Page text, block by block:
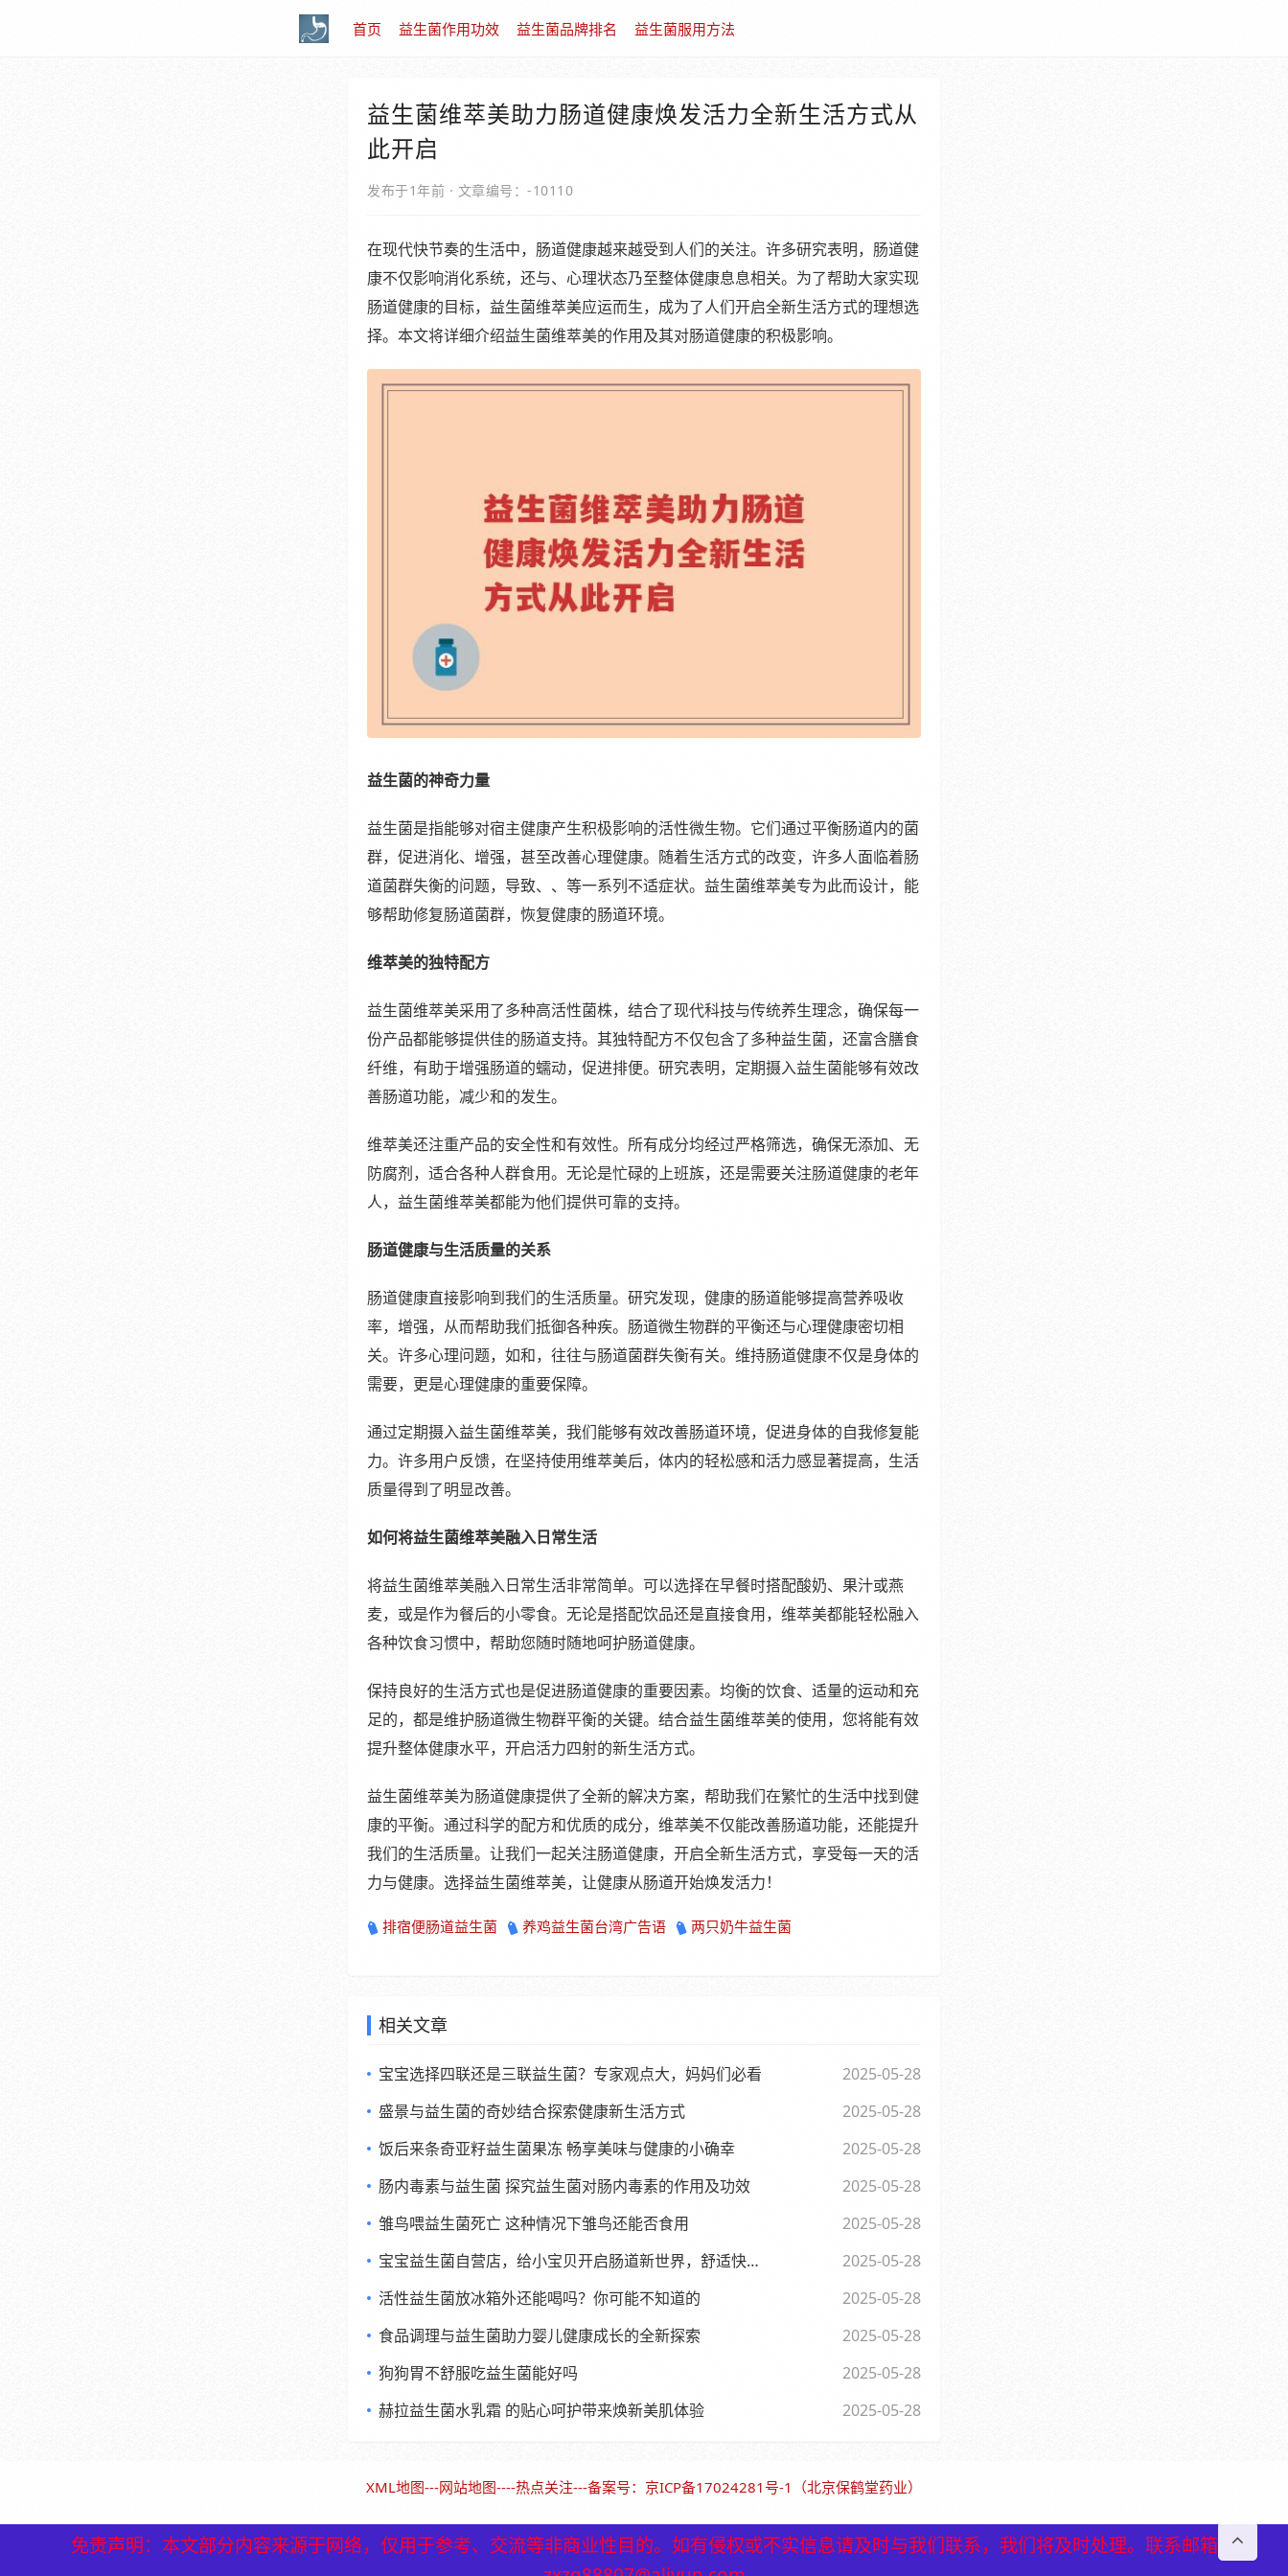
首页 益生菌作用功效 益生菌品牌排名 益生菌服用方法
益生菌维萃美助力肠道健康焕发活力全新生活方式从
此开启
发布于1年前 · 文章编号：-10110
在现代快节奏的生活中，肠道健康越来越受到人们的关注。许多研究表明，肠道健
康不仅影响消化系统，还与、心理状态乃至整体健康息息相关。为了帮助大家实现
肠道健康的目标，益生菌维萃美应运而生，成为了人们开启全新生活方式的理想选
择。本文将详细介绍益生菌维萃美的作用及其对肠道健康的积极影响。
益生菌的神奇力量
益生菌是指能够对宿主健康产生积极影响的活性微生物。它们通过平衡肠道内的菌
群，促进消化、增强，甚至改善心理健康。随着生活方式的改变，许多人面临着肠
道菌群失衡的问题，导致、、等一系列不适症状。益生菌维萃美专为此而设计，能
够帮助修复肠道菌群，恢复健康的肠道环境。
维萃美的独特配方
益生菌维萃美采用了多种高活性菌株，结合了现代科技与传统养生理念，确保每一
份产品都能够提供佳的肠道支持。其独特配方不仅包含了多种益生菌，还富含膳食
纤维，有助于增强肠道的蠕动，促进排便。研究表明，定期摄入益生菌能够有效改
善肠道功能，减少和的发生。
维萃美还注重产品的安全性和有效性。所有成分均经过严格筛选，确保无添加、无
防腐剂，适合各种人群食用。无论是忙碌的上班族，还是需要关注肠道健康的老年
人，益生菌维萃美都能为他们提供可靠的支持。
肠道健康与生活质量的关系
肠道健康直接影响到我们的生活质量。研究发现，健康的肠道能够提高营养吸收
率，增强，从而帮助我们抵御各种疾。肠道微生物群的平衡还与心理健康密切相
关。许多心理问题，如和，往往与肠道菌群失衡有关。维持肠道健康不仅是身体的
需要，更是心理健康的重要保障。
通过定期摄入益生菌维萃美，我们能够有效改善肠道环境，促进身体的自我修复能
力。许多用户反馈，在坚持使用维萃美后，体内的轻松感和活力感显著提高，生活
质量得到了明显改善。
如何将益生菌维萃美融入日常生活
将益生菌维萃美融入日常生活非常简单。可以选择在早餐时搭配酸奶、果汁或燕
麦，或是作为餐后的小零食。无论是搭配饮品还是直接食用，维萃美都能轻松融入
各种饮食习惯中，帮助您随时随地呵护肠道健康。
保持良好的生活方式也是促进肠道健康的重要因素。均衡的饮食、适量的运动和充
足的，都是维护肠道微生物群平衡的关键。结合益生菌维萃美的使用，您将能有效
提升整体健康水平，开启活力四射的新生活方式。
益生菌维萃美为肠道健康提供了全新的解决方案，帮助我们在繁忙的生活中找到健
康的平衡。通过科学的配方和优质的成分，维萃美不仅能改善肠道功能，还能提升
我们的生活质量。让我们一起关注肠道健康，开启全新生活方式，享受每一天的活
力与健康。选择益生菌维萃美，让健康从肠道开始焕发活力！
排宿便肠道益生菌 养鸡益生菌台湾广告语 两只奶牛益生菌
相关文章
宝宝选择四联还是三联益生菌？专家观点大，妈妈们必看
2025-05-28
盛景与益生菌的奇妙结合探索健康新生活方式
2025-05-28
饭后来条奇亚籽益生菌果冻 畅享美味与健康的小确幸
2025-05-28
肠内毒素与益生菌 探究益生菌对肠内毒素的作用及功效
2025-05-28
雏鸟喂益生菌死亡 这种情况下雏鸟还能否食用
2025-05-28
宝宝益生菌自营店，给小宝贝开启肠道新世界，舒适快乐每一天
2025-05-28
活性益生菌放冰箱外还能喝吗？你可能不知道的
2025-05-28
食品调理与益生菌助力婴儿健康成长的全新探索
2025-05-28
狗狗胃不舒服吃益生菌能好吗
2025-05-28
赫拉益生菌水乳霜 的贴心呵护带来焕新美肌体验
2025-05-28
免责声明：本文部分内容来源于网络，仅用于参考、交流等非商业性目的。如有侵权或不实信息请及时与我们联系，我们将及时处理。联系邮箱
XML地图---网站地图----热点关注---备案号： 京ICP备17024281号-1（北京保鹤堂药业）
免责声明：本文部分内容来源于网络，仅用于参考、交流等非商业性目的。如有侵权或不实信息请及时与我们联系，我们将及时处理。联系邮箱